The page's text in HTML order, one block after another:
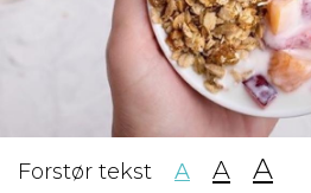
Forstør tekst A A A